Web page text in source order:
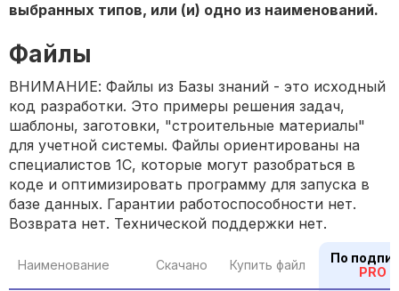
выбранных типов, или (и) одно из наименований.
Файлы
ВНИМАНИЕ: Файлы из Базы знаний - это исходный
код разработки. Это примеры решения задач,
шаблоны, заготовки, "строительные материалы"
для учетной системы. Файлы ориентированы на
специалистов 1С, которые могут разобраться в
коде и оптимизировать программу для запуска в
базе данных. Гарантии работоспособности нет.
Возврата нет. Технической поддержки нет.
Наименование Скачано Купить файл
По
PRO